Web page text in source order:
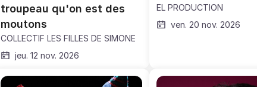
troupeau qu'on est des
moutons
COLLECTIF LES FILLES DE SIMONE
jeu. 12 nov. 2026
EL PRODUCTION
ven. 20 nov. 2026